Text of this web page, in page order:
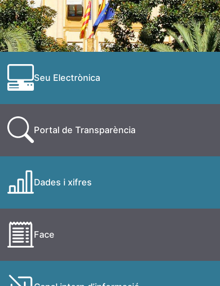
Seu Electrònica
Portal de Transparència
Dades i xifres
Face